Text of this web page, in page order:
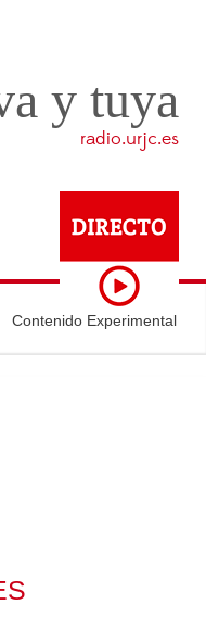
y tuya
radio.urjc.es
Contenido Experimental